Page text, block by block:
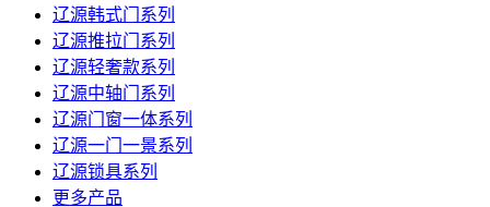
辽源韩式门系列
辽源推拉门系列
辽源轻奢款系列
辽源中轴门系列
辽源门窗一体系列
辽源一门一景系列
辽源锁具系列
更多产品